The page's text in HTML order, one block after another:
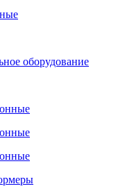
оборудование